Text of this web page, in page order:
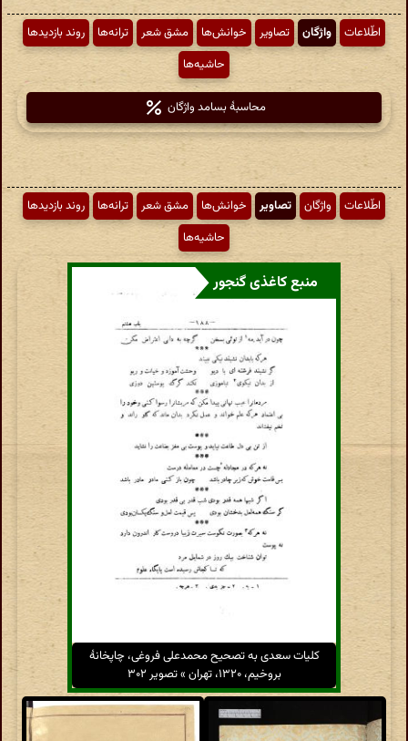
اطّلاعات واژگان تصاویر خوانش‌ها مشق شعر ترانه‌ها
روند بازدیدها
حاشیه‌ها
محاسبهٔ بسامد واژگان
اطّلاعات واژگان تصاویر خوانش‌ها مشق شعر ترانه‌ها
روند بازدیدها
حاشیه‌ها
منبع کاغذی گنجور
کلیات سعدی به تصحیح محمدعلی فروغی، چاپخانهٔ
بروخیم، ۱۳۲۰، تهران » تصویر ۳۰۲